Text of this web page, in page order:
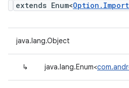
extends Enum<
java.lang.Object
↳ java.lang.Enum<